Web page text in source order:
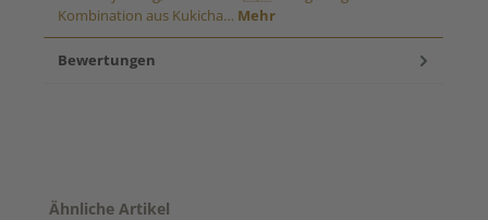
Kombination aus Kukicha… Mehr
Bewertungen
Produktgalerie überspringen
Ähnliche Artikel